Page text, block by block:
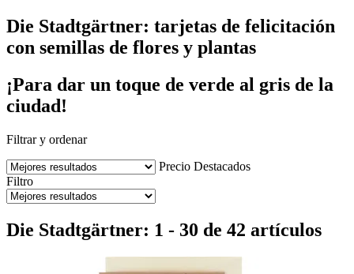
Die Stadtgärtner: tarjetas de felicitación
con semillas de flores y plantas
¡Para dar un toque de verde al gris de la
ciudad!
Filtrar y ordenar
Precio Destacados
Filtro
Die Stadtgärtner: 1 - 30 de 42 artículos